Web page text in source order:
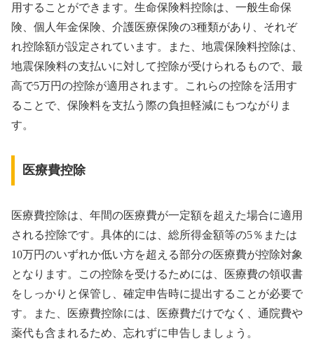
用することができます。生命保険料控除は、一般生命保
険、個人年金保険、介護医療保険の3種類があり、それぞ
れ控除額が設定されています。また、地震保険料控除は、
地震保険料の支払いに対して控除が受けられるもので、最
高で5万円の控除が適用されます。これらの控除を活用す
ることで、保険料を支払う際の負担軽減にもつながりま
す。
医療費控除
医療費控除は、年間の医療費が一定額を超えた場合に適用
される控除です。具体的には、総所得金額等の5％または
10万円のいずれか低い方を超える部分の医療費が控除対象
となります。この控除を受けるためには、医療費の領収書
をしっかりと保管し、確定申告時に提出することが必要で
す。また、医療費控除には、医療費だけでなく、通院費や
薬代も含まれるため、忘れずに申告しましょう。